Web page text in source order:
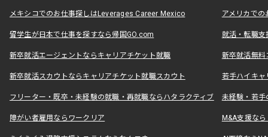
メキシコでのお仕事探しはLeverages Career Mexico アメリカで
留学生が日本で仕事を探すなら帰国GO.com 就活・転職
新卒就活エージェントならキャリアチケット就職 新卒就活無料
新卒就活スカウトならキャリアチケット就職スカウト 若手ハイキ
フリーター・既卒・未経験の就職・再就職ならハタラクティブ 未経験・若手
障がい者雇用ならワークリア M&A支援な